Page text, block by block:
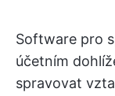
Software pro
účetním
spravovat